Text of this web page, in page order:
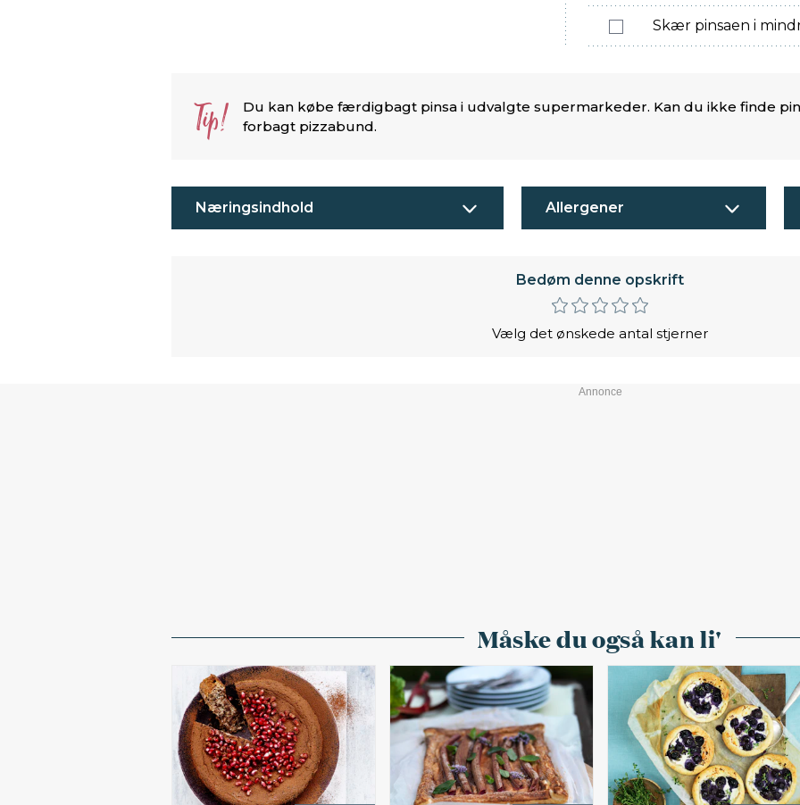
Skær pinsaen i
Tip!
Du kan købe færdigbagt pinsa i udvalgte supermarkeder. Kan du ikke finde
forbagt pizzabund.
Næringsindhold Allergener
Bedøm denne opskrift
Vælg det ønskede antal stjerner
Måske du også kan li'